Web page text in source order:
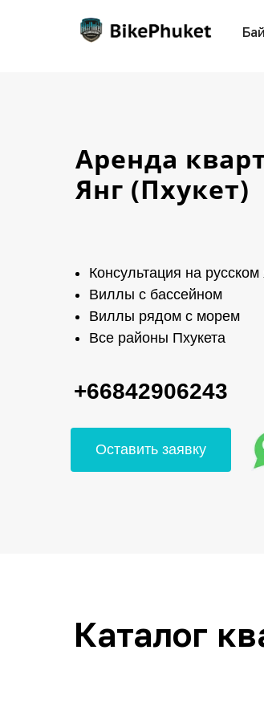
Аренда
Янг (Пхукет)
Консультация на русском
Виллы с бассейном
Виллы рядом с морем
Все районы Пхукета
Оставить заявку
+66842906243
Каталог